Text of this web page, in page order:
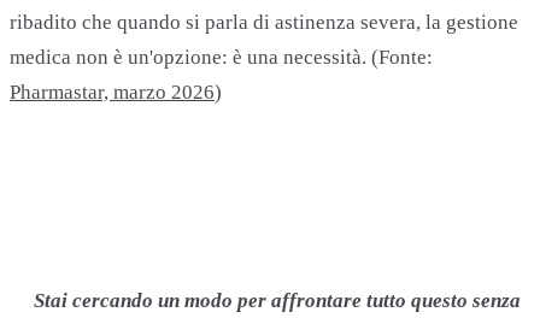
ribadito che quando si parla di astinenza severa, la gestione
medica non è un'opzione: è una necessità. (Fonte:
Pharmastar, marzo 2026)
Stai cercando un modo per affrontare tutto questo senza